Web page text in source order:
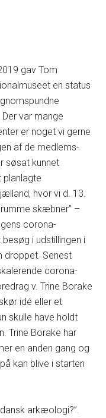
gav Tom
en status
var mange
er noget vi gerne
af de medlems-
søsat kunnet
planlagte
hvor vi d. 13.
skæbner” –
corona-
i udstillingen i
droppet. Senest
corona-
v. Trine Borake
idé eller et
skulle have holdt
Trine Borake har
en anden gang og
kan blive i starten
arkæologi?”.